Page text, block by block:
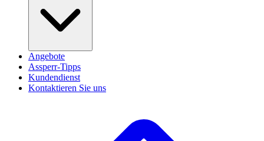
Angebote
Assperr-Tipps
Kundendienst
Kontaktieren Sie uns